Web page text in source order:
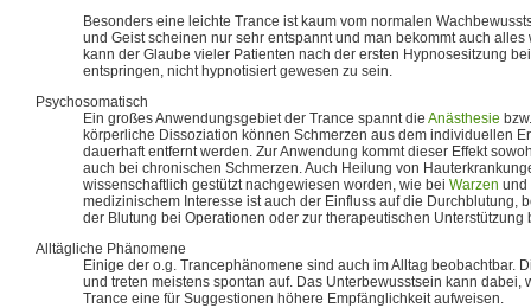
Besonders eine leichte Trance ist kaum vom normalen
und Geist scheinen nur sehr entspannt und man bekommt auch
kann der Glaube vieler Patienten nach der ersten Hypnosesitzung
entspringen, nicht hypnotisiert gewesen zu sein.
Psychosomatisch
Ein großes Anwendungsgebiet der Trance spannt die Anästhesie
körperliche Dissoziation können Schmerzen aus dem individuellen
dauerhaft entfernt werden. Zur Anwendung kommt dieser Effekt
auch bei chronischen Schmerzen. Auch Heilung von
wissenschaftlich gestützt nachgewiesen worden, wie bei Warzen und
medizinischem Interesse ist auch der Einfluss auf die Durchblutung,
der Blutung bei Operationen oder zur therapeutischen Unterstützung
Alltägliche Phänomene
Einige der o.g. Trancephänomene sind auch im Alltag beobachtbar.
und treten meistens spontan auf. Das Unterbewusstsein kann dabei,
Trance eine für Suggestionen höhere Empfänglichkeit aufweisen.